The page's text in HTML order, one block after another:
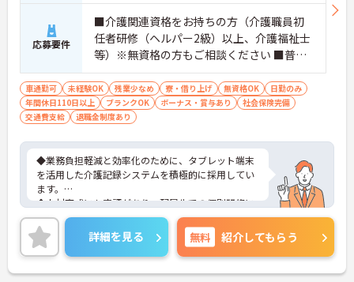
応募要件
■介護関連資格をお持ちの方（介護職員初
任者研修（ヘルパー2級）以上、介護福祉士
等）※無資格の方もご相談ください ■普通
自動車第一種運転免許歓迎 ※夜勤対応必須
（配属サービスに関わらず、介護職正社員
は夜勤シフトに入る可能性があります）
車通勤可 未経験OK 残業少なめ 寮・借り上げ 無資格OK
日勤のみ
年間休日110日以上
ブランクOK ボーナス・賞与あり
社会保険完備
交通費支給
退職金制度あり
◆業務負担軽減と効率化のために、タブレット端末
を活用した介護記録システムを積極的に採用してい
ます。
◆人材育成にも定評があり、配属先での個別研修に
加え、本部主導の集合研修やeラーニングシステムな
ど、未経験からでも着実にスキルアップできる教育
体制が整っています
◆育児・介護支援制度も充実しており、育児休暇取
得推進や、学習・健康・食事などに使える独自の福
詳細を見る 無料 紹介してもらう